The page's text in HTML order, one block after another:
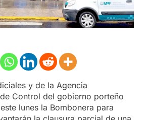
y de la Agencia
Control del gobierno porteño
lunes la Bombonera para